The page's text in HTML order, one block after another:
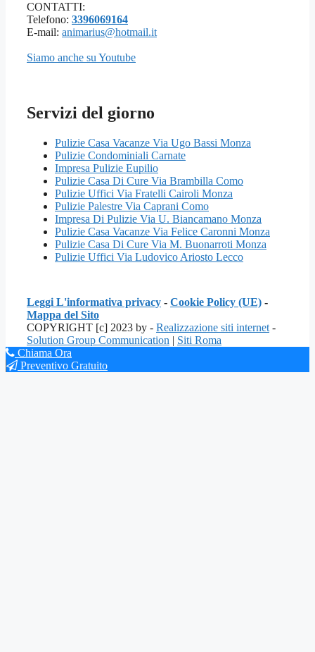
CONTATTI:
Telefono: 3396069164
E-mail: animarius@hotmail.it
Siamo anche su Youtube
Servizi del giorno
Pulizie Casa Vacanze Via Ugo Bassi Monza
Pulizie Condominiali Carnate
Impresa Pulizie Eupilio
Pulizie Casa Di Cure Via Brambilla Como
Pulizie Uffici Via Fratelli Cairoli Monza
Pulizie Palestre Via Caprani Como
Impresa Di Pulizie Via U. Biancamano Monza
Pulizie Casa Vacanze Via Felice Caronni Monza
Pulizie Casa Di Cure Via M. Buonarroti Monza
Pulizie Uffici Via Ludovico Ariosto Lecco
Leggi L'informativa privacy - Cookie Policy (UE) -
Mappa del Sito
COPYRIGHT [c] 2023 by - Realizzazione siti internet -
Solution Group Communication | Siti Roma
Chiama Ora
Preventivo Gratuito